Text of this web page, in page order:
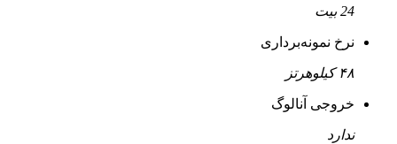
24 بیت
نرخ نمونه‌برداری
۴۸ کیلوهرتز
خروجی آنالوگ
ندارد